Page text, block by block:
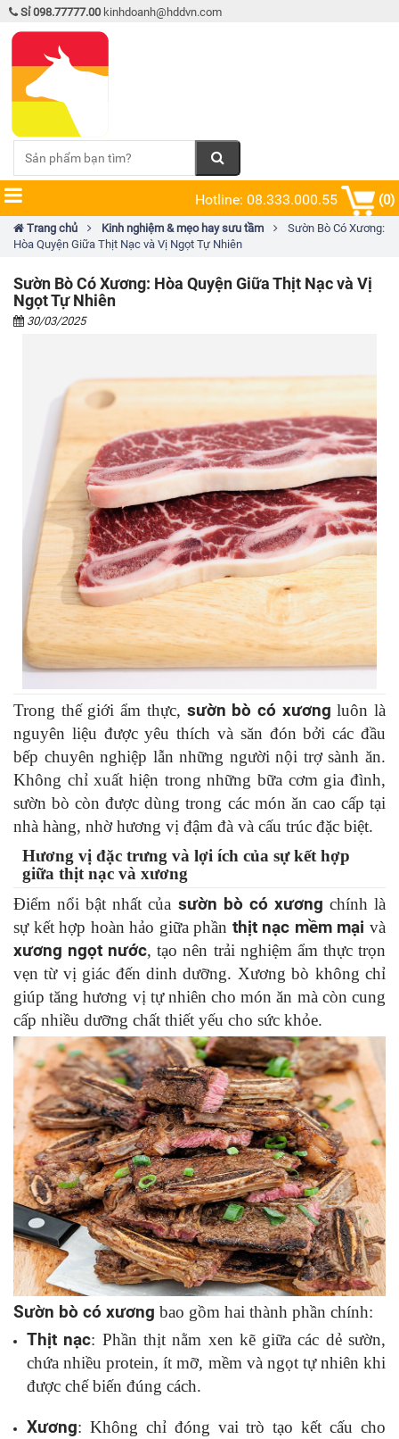
Sỉ 098.77777.00 kinhdoanh@hddvn.com
Hotline: 08.333.000.55 (0)
Trang chủ Kinh nghiệm & mẹo hay sưu tầm
Sườn Bò Có Xương:
Hòa Quyện Giữa Thịt Nạc và Vị Ngọt Tự Nhiên
Sườn Bò Có Xương: Hòa Quyện Giữa Thịt Nạc và Vị
Ngọt Tự Nhiên
30/03/2025
Trong thế giới ẩm thực, sườn bò có xương luôn là
nguyên liệu được yêu thích và săn đón bởi các đầu
bếp chuyên nghiệp lẫn những người nội trợ sành ăn.
Không chỉ xuất hiện trong những bữa cơm gia đình,
sườn bò còn được dùng trong các món ăn cao cấp tại
nhà hàng, nhờ hương vị đậm đà và cấu trúc đặc biệt.
Hương vị đặc trưng và lợi ích của sự kết hợp
giữa thịt nạc và xương
Điểm nổi bật nhất của sườn bò có xương chính là
sự kết hợp hoàn hảo giữa phần thịt nạc mềm mại và
xương ngọt nước, tạo nên trải nghiệm ẩm thực trọn
vẹn từ vị giác đến dinh dưỡng. Xương bò không chỉ
giúp tăng hương vị tự nhiên cho món ăn mà còn cung
cấp nhiều dưỡng chất thiết yếu cho sức khỏe.
Sườn bò có xương bao gồm hai thành phần chính:
Thịt nạc: Phần thịt nằm xen kẽ giữa các dẻ sườn,
chứa nhiều protein, ít mỡ, mềm và ngọt tự nhiên khi
được chế biến đúng cách.
Xương: Không chỉ đóng vai trò tạo kết cấu cho